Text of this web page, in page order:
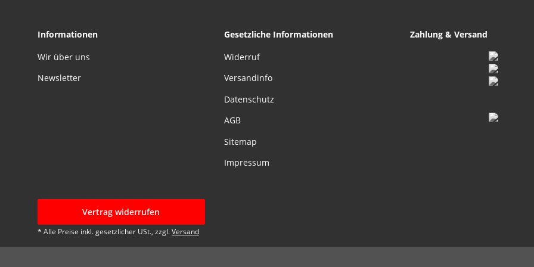
Informationen
Wir über uns
Newsletter
Gesetzliche Informationen
Widerruf
Versandinfo
Datenschutz
AGB
Sitemap
Impressum
Zahlung & Versand
Vertrag widerrufen
* Alle Preise inkl. gesetzlicher USt., zzgl.Versand